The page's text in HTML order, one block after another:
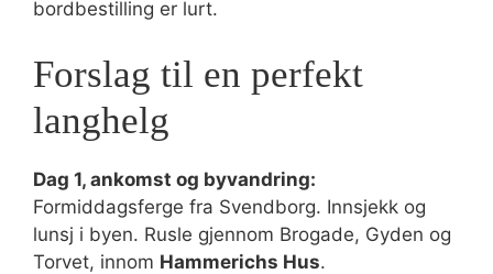
bordbestilling er lurt.
Forslag til en perfekt
langhelg
Dag 1, ankomst og byvandring:
Formiddagsferge fra Svendborg. Innsjekk og
lunsj i byen. Rusle gjennom Brogade, Gyden og
Torvet, innom Hammerichs Hus.